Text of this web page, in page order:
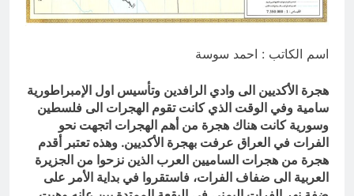
اسم الكاتب : احمد سوسة
هجرة الأكديين الى وادي الرافدين وتأسيس اول الإمبراطورية
سامية وفي الوقت الذي كانت تقوم الهجرات الى فلسطين
وسورية كانت هناك هجرة من أهم الهجرات اتجهت نحو
الفرات في العراق عرفت بهجرة الأكديين. وهذه تعتبر أقدم
هجرة من هجرات الساميين العرب الذين نزحوا من الجزيرة
العربية الى ضفاف الفرات، فاستقروا في بداية الأمر على